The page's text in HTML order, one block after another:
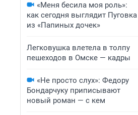
«Меня бесила моя роль»:
как сегодня выглядит Пуговка
из «Папиных дочек»
Легковушка влетела в толпу
пешеходов в Омске — кадры
«Не просто слух»: Федору
Бондарчуку приписывают
новый роман — с кем